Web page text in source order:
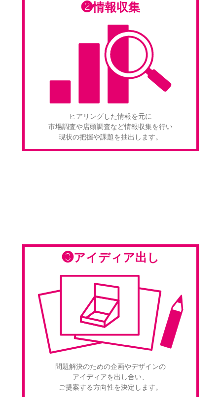
❷情報収集
ヒアリングした情報を元に
市場調査や店頭調査など情報収集を行い
現状の把握や課題を抽出します。
❸アイディア出し
問題解決のための企画やデザインの
アイディアを出し合い、
ご提案する方向性を決定します。